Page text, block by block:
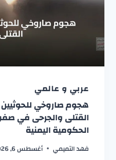
عربي و عالمي
هجوم صاروخي
القتلى والجرحى في
الحكومية اليمنية
فهد التميمي أغسطس 6, 2026